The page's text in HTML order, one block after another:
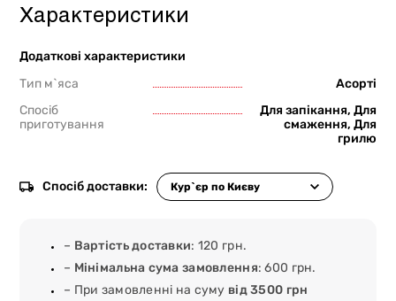
Характеристики
Додаткові характеристики
Тип м`яса
Асорті
Спосіб
приготування
Для запікання, Для
смаження, Для
грилю
Спосіб доставки:
– Вартість доставки: 120 грн.
– Мінімальна сума замовлення: 600 грн.
– При замовленні на суму від 3500 грн